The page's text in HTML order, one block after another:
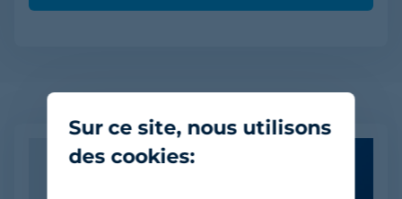
Sur ce site, nous utilisons
des cookies: